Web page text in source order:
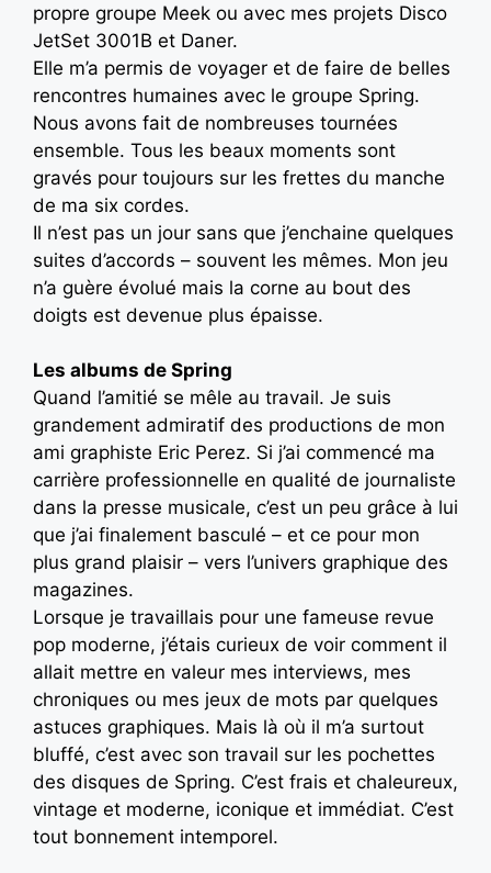
propre groupe Meek ou avec mes projets Disco
JetSet 3001B et Daner.
Elle m’a permis de voyager et de faire de belles
rencontres humaines avec le groupe Spring.
Nous avons fait de nombreuses tournées
ensemble. Tous les beaux moments sont
gravés pour toujours sur les frettes du manche
de ma six cordes.
Il n’est pas un jour sans que j’enchaine quelques
suites d’accords – souvent les mêmes. Mon jeu
n’a guère évolué mais la corne au bout des
doigts est devenue plus épaisse.
Les albums de Spring
Quand l’amitié se mêle au travail. Je suis
grandement admiratif des productions de mon
ami graphiste Eric Perez. Si j’ai commencé ma
carrière professionnelle en qualité de journaliste
dans la presse musicale, c’est un peu grâce à lui
que j’ai finalement basculé – et ce pour mon
plus grand plaisir – vers l’univers graphique des
magazines.
Lorsque je travaillais pour une fameuse revue
pop moderne, j’étais curieux de voir comment il
allait mettre en valeur mes interviews, mes
chroniques ou mes jeux de mots par quelques
astuces graphiques. Mais là où il m’a surtout
bluffé, c’est avec son travail sur les pochettes
des disques de Spring. C’est frais et chaleureux,
vintage et moderne, iconique et immédiat. C’est
tout bonnement intemporel.